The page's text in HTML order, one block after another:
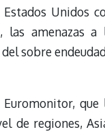
Unidos
las amenazas a
sobre
que
de regiones,